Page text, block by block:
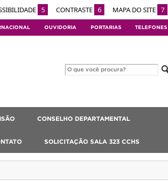
5 CONTRASTE 6 MAPA DO SITE 7
OUVIDORIA PORTARIAS TELEFONES
CONSELHO DEPARTAMENTAL
SOLICITAÇÃO SALA 323 CCHS